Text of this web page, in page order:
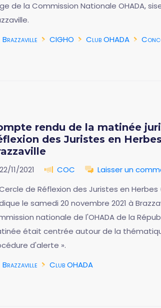
de la Commission Nationale OHADA,
Brazzaville
CIGHO Club OHADA
rendu de la matinée
des Juristes en
22/11/2021 COC Laisser un
de Réflexion des Juristes en
le samedi 20 novembre 2021 à
nationale de l'OHADA de la
était centrée autour de la
d'alerte ».
Brazzaville
Club OHADA